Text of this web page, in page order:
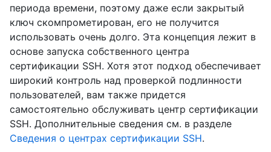
периода времени, поэтому даже если закрытый
ключ скомпрометирован, его не получится
использовать очень долго. Эта концепция лежит в
основе запуска собственного центра
сертификации SSH. Хотя этот подход обеспечивает
широкий контроль над проверкой подлинности
пользователей, вам также придется
самостоятельно обслуживать центр сертификации
SSH. Дополнительные сведения см. в разделе
Сведения о центрах сертификации SSH.